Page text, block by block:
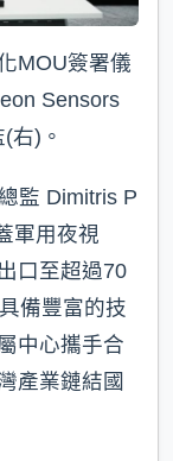
MOU簽署儀
Sensors
右)。
監 Dimitris P
軍用夜視
口至超過70
備豐富的技
中心攜手合
產業鏈結國